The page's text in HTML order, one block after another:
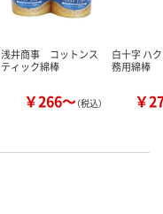
浅井商事 コットンス
ティック綿棒
￥266～（税込）
白十字 ハ
務用綿棒
￥